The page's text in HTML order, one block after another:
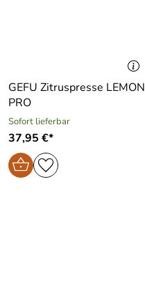
GEFU Zitruspresse LEMON
PRO
Sofort lieferbar
37,95 €*